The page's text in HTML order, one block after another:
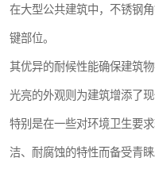
在大型公共建筑中，不锈钢
键部位。
其优异的耐候性能确保建筑
光亮的外观则为建筑增添了现
特别是在一些对环境卫生要
洁、耐腐蚀的特性而备受青睐